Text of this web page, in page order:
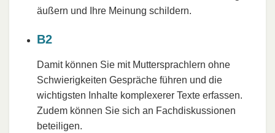
äußern und Ihre Meinung schildern.
B2
Damit können Sie mit Muttersprachlern ohne
Schwierigkeiten Gespräche führen und die
wichtigsten Inhalte komplexerer Texte erfassen.
Zudem können Sie sich an Fachdiskussionen
beteiligen.